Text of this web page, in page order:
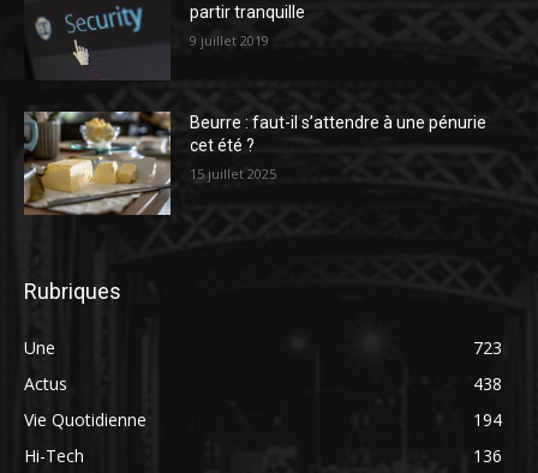
partir tranquille
9 juillet 2019
Beurre : faut-il s’attendre à une pénurie
cet été ?
15 juillet 2025
Rubriques
Une
723
Actus
438
Vie Quotidienne
194
Hi-Tech
136